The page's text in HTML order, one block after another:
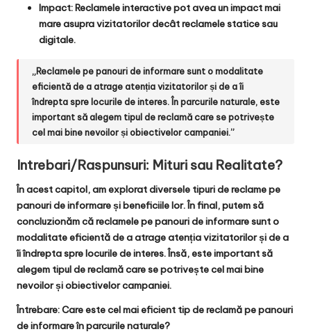
Impact: Reclamele interactive pot avea un impact mai
mare asupra vizitatorilor decât reclamele statice sau
digitale.
„Reclamele pe panouri de informare sunt o modalitate
eficientă de a atrage atenția vizitatorilor și de a îi
îndrepta spre locurile de interes. În parcurile naturale, este
important să alegem tipul de reclamă care se potrivește
cel mai bine nevoilor și obiectivelor campaniei.”
Intrebari/Raspunsuri: Mituri sau Realitate?
În acest capitol, am explorat diversele tipuri de reclame pe
panouri de informare și beneficiile lor. În final, putem să
concluzionăm că reclamele pe panouri de informare sunt o
modalitate eficientă de a atrage atenția vizitatorilor și de a
îi îndrepta spre locurile de interes. Însă, este important să
alegem tipul de reclamă care se potrivește cel mai bine
nevoilor și obiectivelor campaniei.
Întrebare:Care este cel mai eficient tip de reclamă pe panouri
de informare în parcurile naturale?